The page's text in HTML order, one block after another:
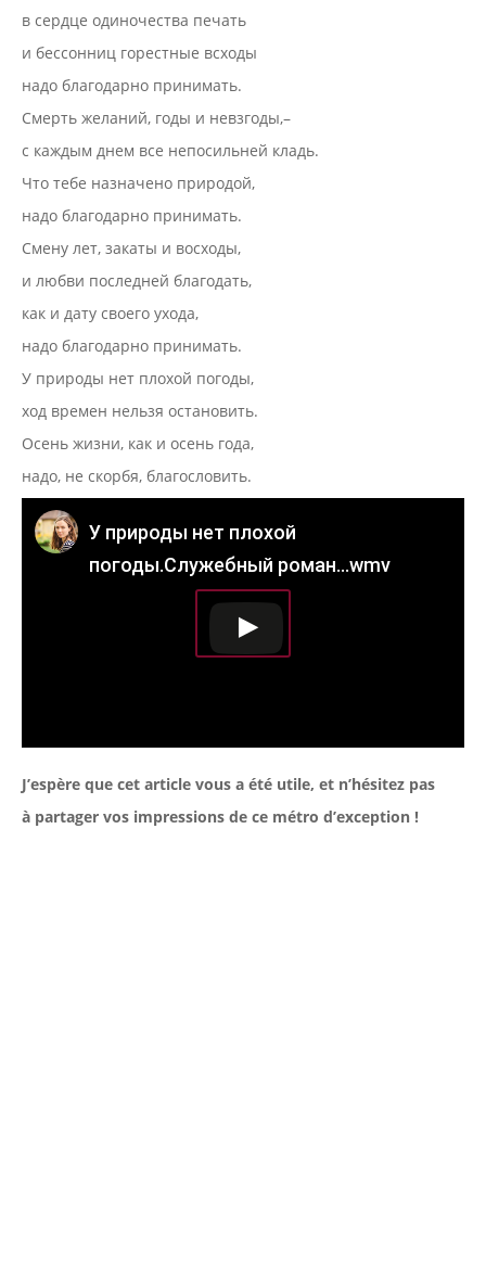
в сердце одиночества печать
и бессонниц горестные всходы
надо благодарно принимать.
Смерть желаний, годы и невзгоды,–
с каждым днем все непосильней кладь.
Что тебе назначено природой,
надо благодарно принимать.
Смену лет, закаты и восходы,
и любви последней благодать,
как и дату своего ухода,
надо благодарно принимать.
У природы нет плохой погоды,
ход времен нельзя остановить.
Осень жизни, как и осень года,
надо, не скорбя, благословить.
У природы нет плохой
погоды.Служебный роман...wmv
J’espère que cet article vous a été utile, et n’hésitez pas
à partager vos impressions de ce métro d’exception !